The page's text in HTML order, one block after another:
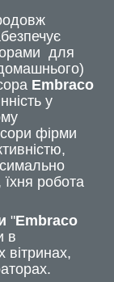
для
Embraco
у
фірми
робота
"Embraco
в
вітринах,